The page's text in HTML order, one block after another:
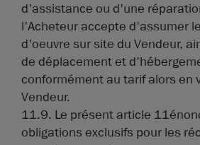
d'assistance ou d'une
l'Acheteur accepte d'assumer
d'oeuvre sur site du Vendeur,
de déplacement et
conformément au tarif alors en
Vendeur.
11.9. Le présent article
obligations exclusifs pour les